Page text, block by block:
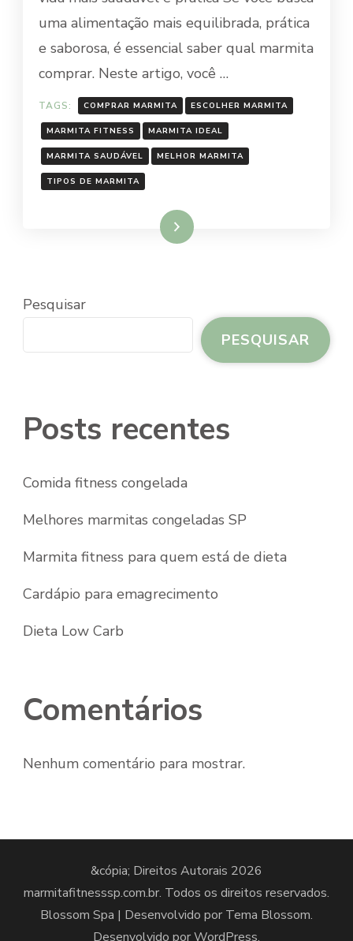
uma alimentação mais equilibrada, prática
e saborosa, é essencial saber qual marmita
comprar. Neste artigo, você …
TAGS: COMPRAR MARMITA ESCOLHER MARMITA
MARMITA FITNESS MARMITA IDEAL
MARMITA SAUDÁVEL MELHOR MARMITA
TIPOS DE MARMITA
Ler mais
Pesquisar
PESQUISAR
Posts recentes
Comida fitness congelada
Melhores marmitas congeladas SP
Marmita fitness para quem está de dieta
Cardápio para emagrecimento
Dieta Low Carb
Comentários
Nenhum comentário para mostrar.
&cópia; Direitos Autorais 2026
marmitafitnesssp.com.br. Todos os direitos reservados.
Blossom Spa | Desenvolvido por Tema Blossom.
Desenvolvido porWordPress.